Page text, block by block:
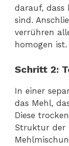
darauf, dass
sind.
verrühren
homogen ist.
Schritt 2:
In einer
das Mehl,
Diese
Struktur der